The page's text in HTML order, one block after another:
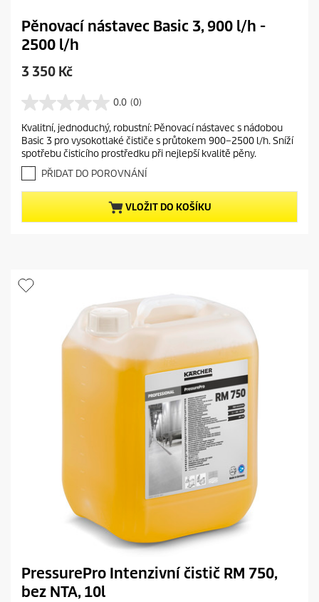
Pěnovací nástavec Basic 3, 900 l/h -
2500 l/h
C
r
e
n
t
p
r
o
d
t
p
3 350 Kč
0.0 (0)
0
0
z
5
ě
z
d
.
Kvalitní, jednoduchý, robustní: Pěnovací nástavec s nádobou
Basic 3 pro vysokotlaké čističe s průtokem 900–2500 l/h. Sníží
spotřebu čisticího prostředku při nejlepší kvalitě pěny.
PŘIDAT DO POROVNÁNÍ
VLOŽIT DO KOŠÍKU
PressurePro Intenzivní čistič RM 750,
bez NTA, 10l